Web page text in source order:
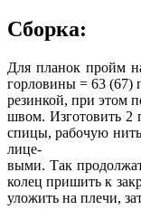
Сборка:
Для планок пройм
горловины = 63 (67)
резинкой, при этом
швом. Изготовить 2
спицы, рабочую
лице-
выми. Так
колец пришить к
уложить на плечи,